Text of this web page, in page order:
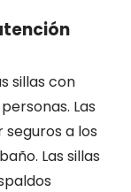
sillas con
Las
a los
Las sillas